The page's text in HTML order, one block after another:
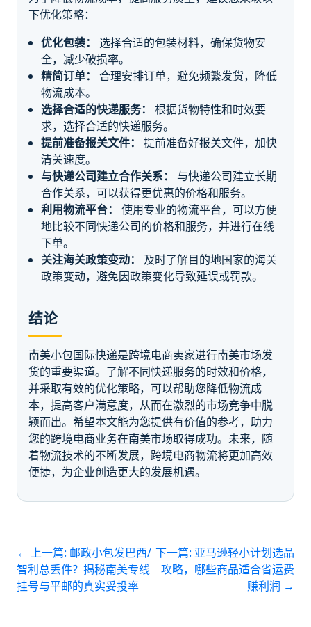
下优化策略：
优化包装：
选择合适的包装材料，确保货物安
全，减少破损率。
精简订单：
合理安排订单，避免频繁发货，降低
物流成本。
选择合适的快递服务：
根据货物特性和时效要
求，选择合适的快递服务。
提前准备报关文件：
提前准备好报关文件，加快
清关速度。
与快递公司建立合作关系：
与快递公司建立长期
合作关系，可以获得更优惠的价格和服务。
利用物流平台：
使用专业的物流平台，可以方便
地比较不同快递公司的价格和服务，并进行在线
下单。
关注海关政策变动：
及时了解目的地国家的海关
政策变动，避免因政策变化导致延误或罚款。
结论
南美小包国际快递是跨境电商卖家进行南美市场发
货的重要渠道。了解不同快递服务的时效和价格，
并采取有效的优化策略，可以帮助您降低物流成
本，提高客户满意度，从而在激烈的市场竞争中脱
颖而出。希望本文能为您提供有价值的参考，助力
您的跨境电商业务在南美市场取得成功。未来，随
着物流技术的不断发展，跨境电商物流将更加高效
便捷，为企业创造更大的发展机遇。
← 上一篇: 邮政小包发巴西/
智利总丢件？揭秘南美专线
挂号与平邮的真实妥投率
下一篇: 亚马逊轻小计划选品
攻略，哪些商品适合省运费
赚利润 →